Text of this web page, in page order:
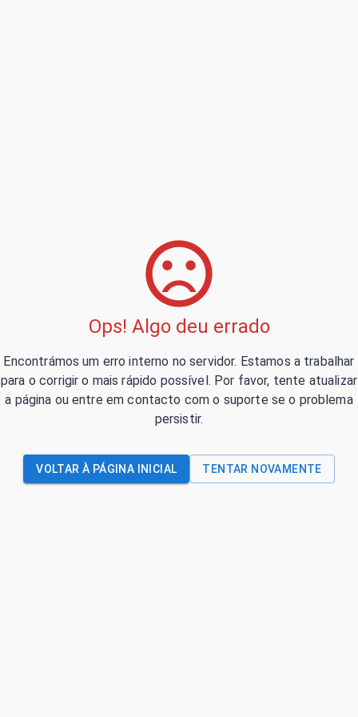
Ops! Algo deu errado
Encontrámos um erro interno no servidor. Estamos a trabalhar
para o corrigir o mais rápido possível. Por favor, tente atualizar
a página ou entre em contacto com o suporte se o problema
persistir.
VOLTAR À PÁGINA INICIAL TENTAR NOVAMENTE